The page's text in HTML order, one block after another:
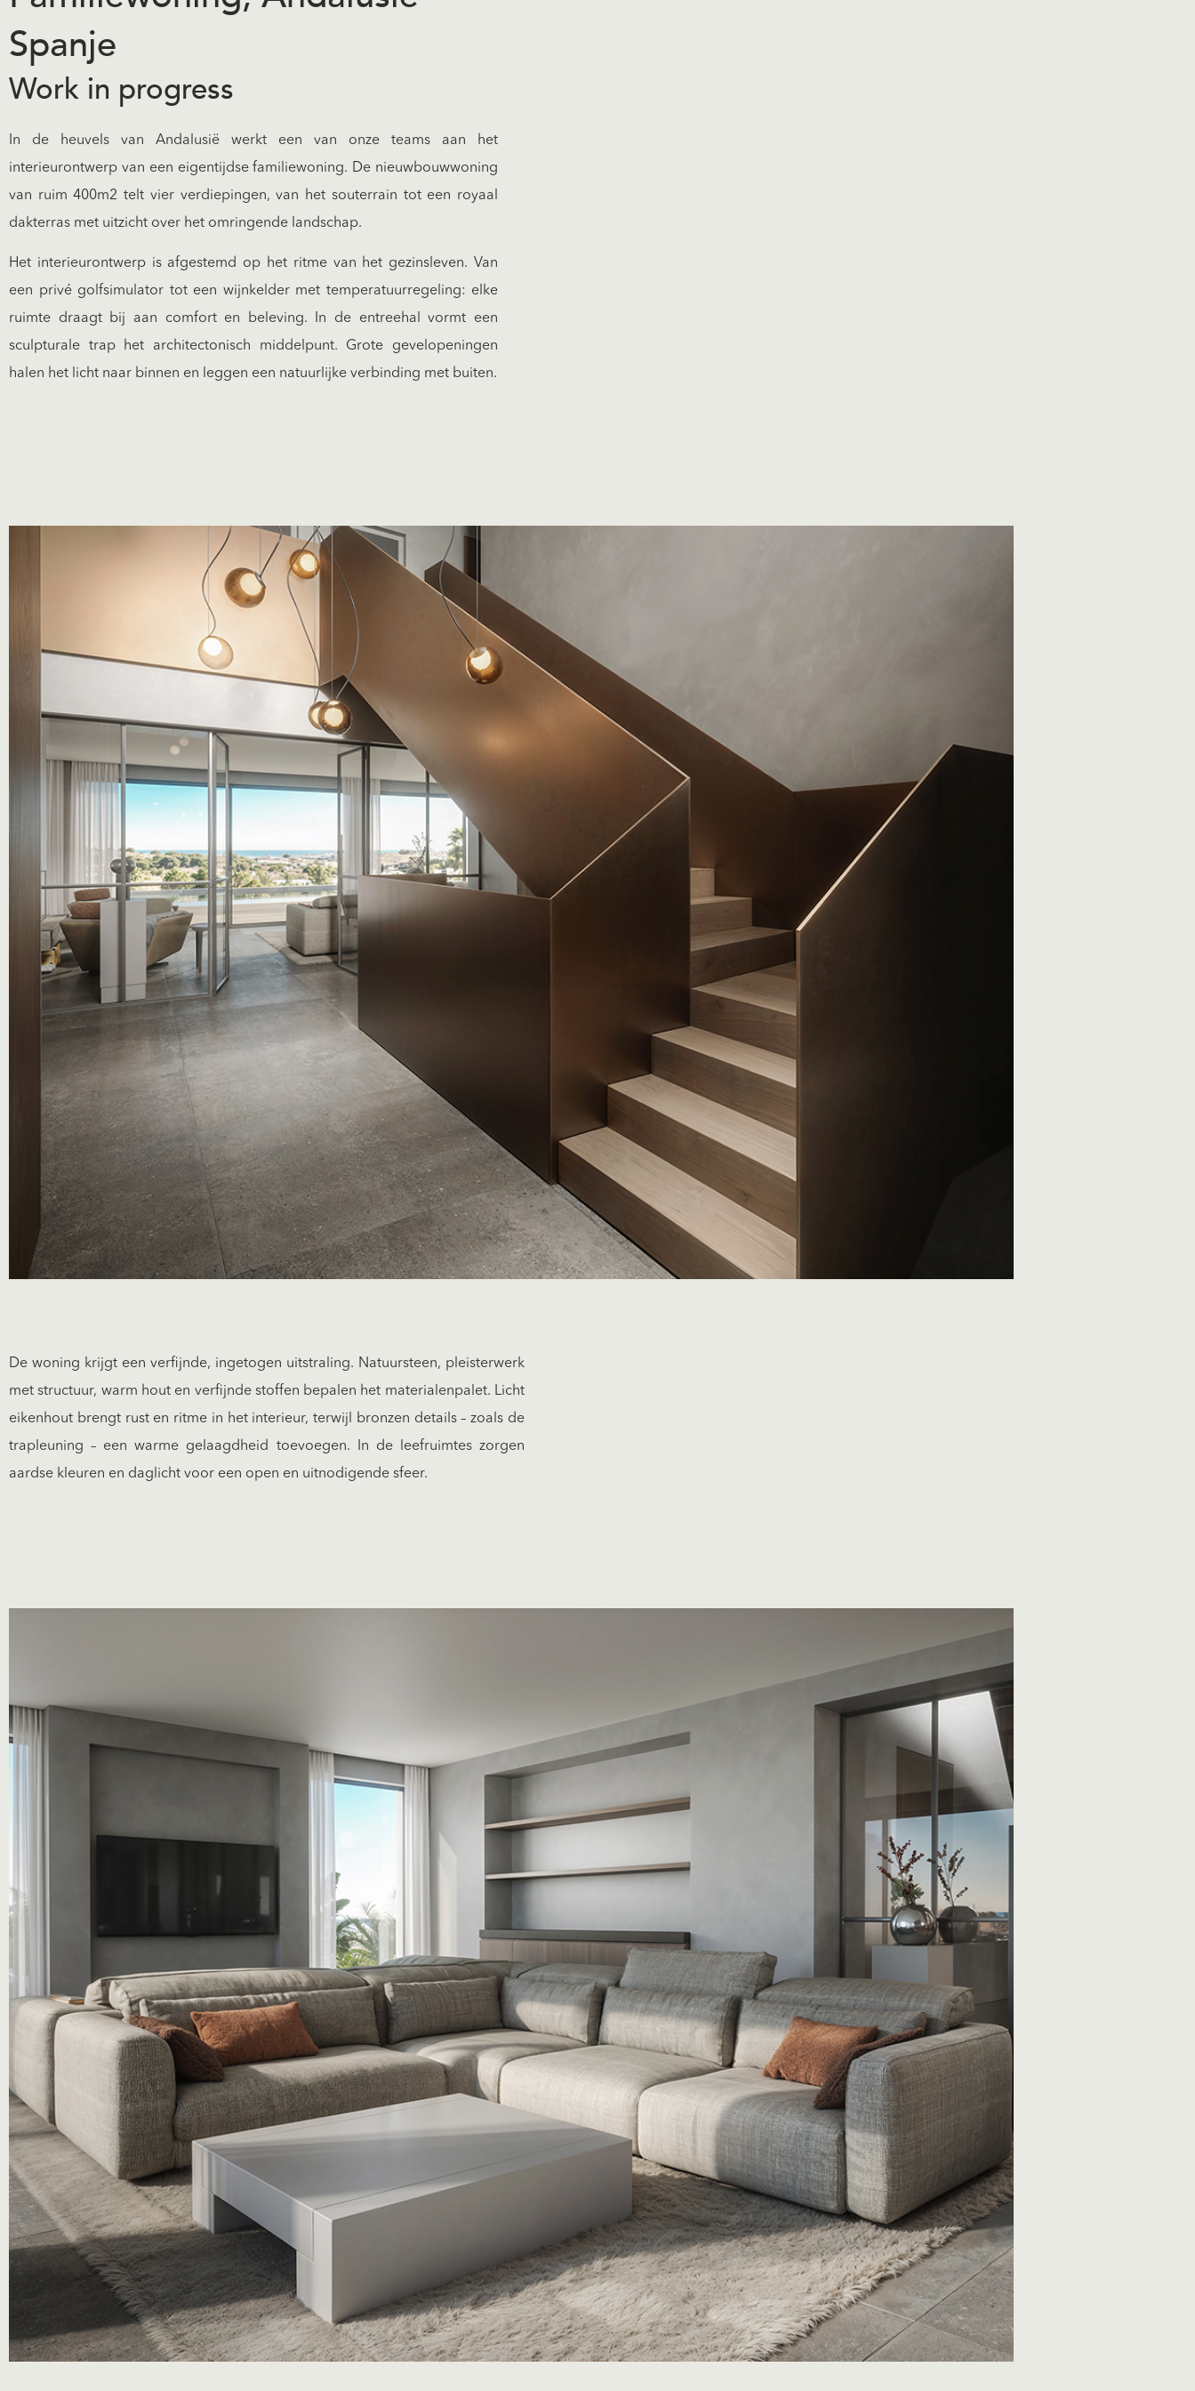
Spanje
Work in progress
In de heuvels van Andalusië werkt een van onze teams aan het
interieurontwerp van een eigentijdse familiewoning. De nieuwbouwwoning
van ruim 400m2 telt vier verdiepingen, van het souterrain tot een royaal
dakterras met uitzicht over het omringende landschap.
Het interieurontwerp is afgestemd op het ritme van het gezinsleven. Van
een privé golfsimulator tot een wijnkelder met temperatuurregeling: elke
ruimte draagt bij aan comfort en beleving. In de entreehal vormt een
sculpturale trap het architectonisch middelpunt. Grote gevelopeningen
halen het licht naar binnen en leggen een natuurlijke verbinding met buiten.
De woning krijgt een verfijnde, ingetogen uitstraling. Natuursteen, pleisterwerk
met structuur, warm hout en verfijnde stoffen bepalen het materialenpalet. Licht
eikenhout brengt rust en ritme in het interieur, terwijl bronzen details – zoals de
trapleuning – een warme gelaagdheid toevoegen. In de leefruimtes zorgen
aardse kleuren en daglicht voor een open en uitnodigende sfeer.